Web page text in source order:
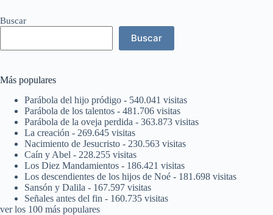
Buscar
Buscar
Más populares
Parábola del hijo pródigo - 540.041 visitas
Parábola de los talentos - 481.706 visitas
Parábola de la oveja perdida - 363.873 visitas
La creación - 269.645 visitas
Nacimiento de Jesucristo - 230.563 visitas
Caín y Abel - 228.255 visitas
Los Diez Mandamientos - 186.421 visitas
Los descendientes de los hijos de Noé - 181.698 visitas
Sansón y Dalila - 167.597 visitas
Señales antes del fin - 160.735 visitas
ver los 100 más populares